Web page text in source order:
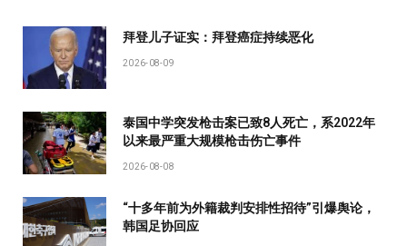
拜登儿子证实：拜登癌症持续恶化
2026-08-09
泰国中学突发枪击案已致8人死亡，系2022年
以来最严重大规模枪击伤亡事件
2026-08-08
“十多年前为外籍裁判安排性招待”引爆舆论，
韩国足协回应